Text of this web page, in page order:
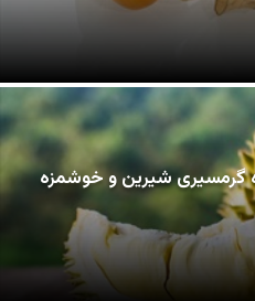
گرمسیری شیرین و خوشمزه